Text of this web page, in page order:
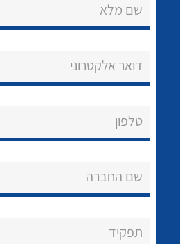
לכל מוצרי היצרן
לכל מוצרי היצרן
שם מלא
דואר אלקטרוני
טלפון
שם החברה
תפקיד